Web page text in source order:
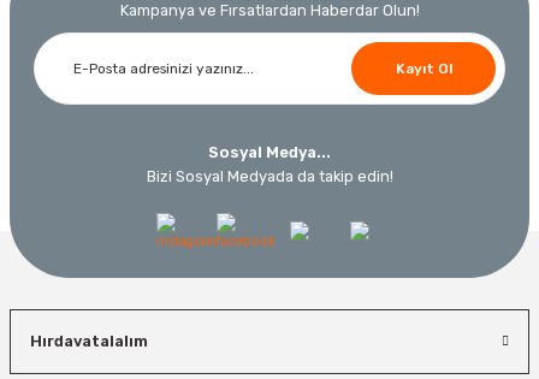
Kampanya ve Fırsatlardan Haberdar Olun!
Kayıt Ol
Sosyal Medya...
Bizi Sosyal Medyada da takip edin!
Hırdavatalalım